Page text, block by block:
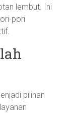
lembut. Ini
pori
pilihan